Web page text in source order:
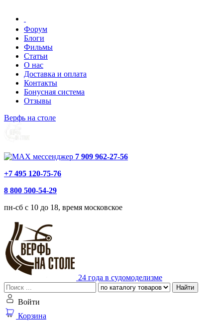
Форум
Блоги
Фильмы
Статьи
О нас
Доставка и оплата
Контакты
Бонусная система
Отзывы
Верфь на столе
7 909 962-27-56
+7 495 120-75-76
8 800 500-54-29
пн-сб с 10 до 18, время московское
24 года в судомоделизме
Найти
Войти
Корзина